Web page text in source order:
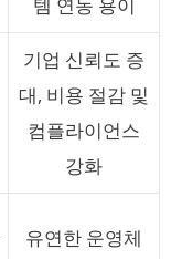
템 연동 용이
기업 신뢰도 증
대, 비용 절감 및
컴플라이언스
강화
유연한 운영체